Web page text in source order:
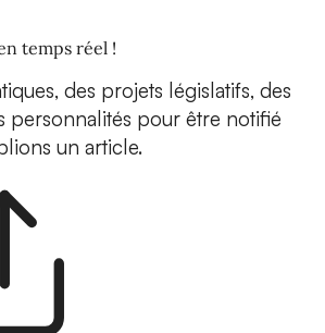
temps réel !
des projets législatifs, des
personnalités pour être notifié
un article.